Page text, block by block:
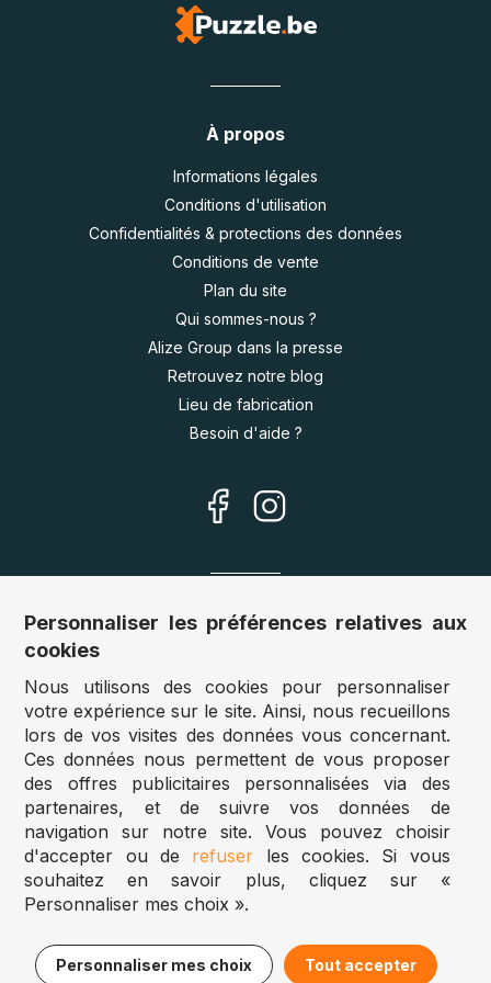
16,95€ Ajouter au panier
À propos
Informations légales
Conditions d'utilisation
Confidentialités & protections des données
Conditions de vente
Plan du site
Qui sommes-nous ?
Alize Group dans la presse
Retrouvez notre blog
Lieu de fabrication
Besoin d'aide ?
Nos sites
Autriche :www.puzzle.at
Belgique :www.puzzle.be
Royaume Uni :
www.jigsawpuzzle.co.uk
Accès revendeurs / détaillants
Vous avez un magasin ?
Vous souhaitez accéder à nos prix revendeurs ?
Puzzle.be 2025
Personnaliser les préférences relatives aux
cookies
Nous utilisons des cookies pour personnaliser
votre expérience sur le site. Ainsi, nous recueillons
lors de vos visites des données vous concernant.
Ces données nous permettent de vous proposer
des offres publicitaires personnalisées via des
partenaires, et de suivre vos données de
navigation sur notre site. Vous pouvez choisir
d'accepter ou de refuser les cookies. Si vous
souhaitez en savoir plus, cliquez sur «
Personnaliser mes choix ».
Personnaliser mes choix Tout accepter